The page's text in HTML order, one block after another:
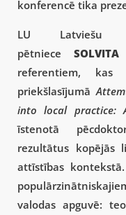
konferencē tika
LU Latviešu
pētniece
referentiem, kas
priekšlasījumā
into local practice:
īstenotā
rezultātus kopējās
attīstības
valodas apguvē: